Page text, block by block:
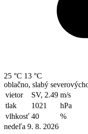
25 °C 13 °C
oblačno, slabý
vietor
SV, 2.49 m/s
tlak
1021
hPa
vlhkosť 40
%
nedeľa 9. 8. 2026